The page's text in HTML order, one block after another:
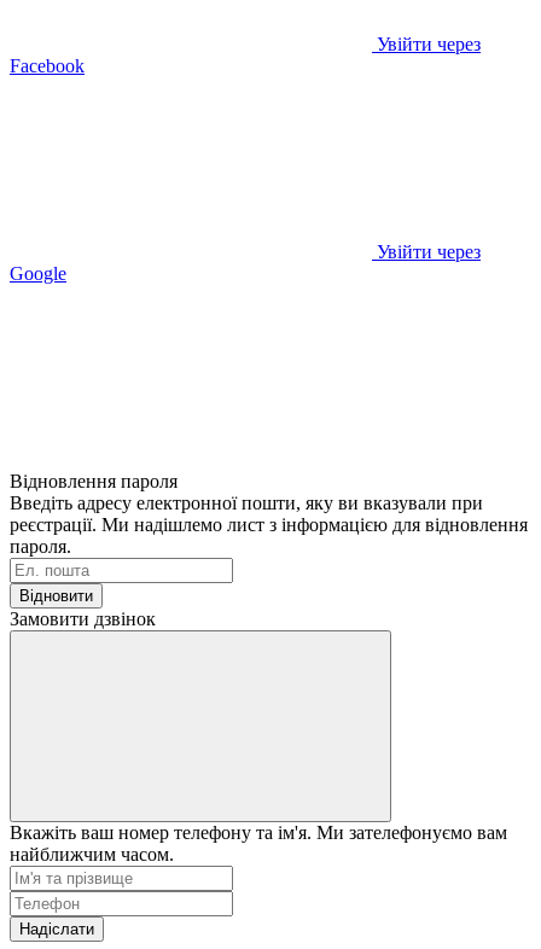
Увійти через
Facebook
Увійти через
Google
Відновлення пароля
Введіть адресу електронної пошти, яку ви вказували при
реєстрації. Ми надішлемо лист з інформацією для відновлення
пароля.
Відновити
Замовити дзвінок
Вкажіть ваш номер телефону та ім'я. Ми зателефонуємо вам
найближчим часом.
Надіслати